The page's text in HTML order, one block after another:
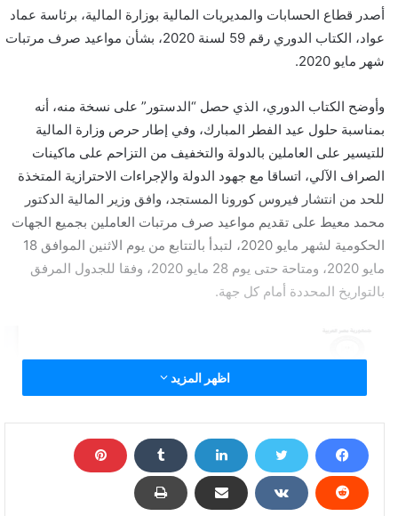
أصدر قطاع الحسابات والمديريات المالية بوزارة المالية، برئاسة عماد
عواد، الكتاب الدوري رقم 59 لسنة 2020، بشأن مواعيد صرف مرتبات
شهر مايو 2020.
وأوضح الكتاب الدوري، الذي حصل “الدستور” على نسخة منه، أنه
بمناسبة حلول عيد الفطر المبارك، وفي إطار حرص وزارة المالية
للتيسير على العاملين بالدولة والتخفيف من التزاحم على ماكينات
الصراف الآلي، اتساقا مع جهود الدولة والإجراءات الاحترازية المتخذة
للحد من انتشار فيروس كورونا المستجد، وافق وزير المالية الدكتور
محمد معيط على تقديم مواعيد صرف مرتبات العاملين بجميع الجهات
الحكومية لشهر مايو 2020، لتبدأ بالتتابع من يوم الاثنين الموافق 18
مايو 2020، ومتاحة حتى يوم 28 مايو 2020، وفقا للجدول المرفق
بالتواريخ المحددة أمام كل جهة.
اظهر المزيد